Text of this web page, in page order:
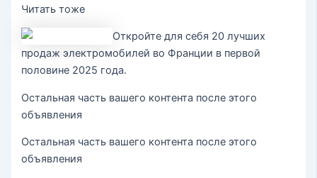
Читать тоже
Откройте для себя 20 лучших
продаж электромобилей во Франции в первой
половине 2025 года.
Остальная часть вашего контента после этого
объявления
Остальная часть вашего контента после этого
объявления